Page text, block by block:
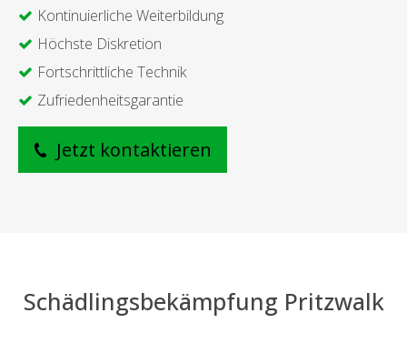
Kontinuierliche Weiterbildung
Höchste Diskretion
Fortschrittliche Technik
Zufriedenheitsgarantie
Jetzt kontaktieren
Schädlingsbekämpfung Pritzwalk